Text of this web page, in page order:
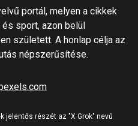
portál, melyen a cikkek
sport, azon belül
született. A honlap célja az
népszerűsítése.
jelentős részét az "X Grok" nevű